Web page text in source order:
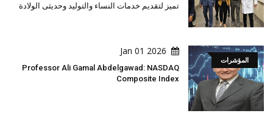
تميز لتقديم خدمات النساء والتوليد وحديثى الولادة
المؤشرات
2026 Jan 01
Professor Ali Gamal Abdelgawad: NASDAQ
Composite Index